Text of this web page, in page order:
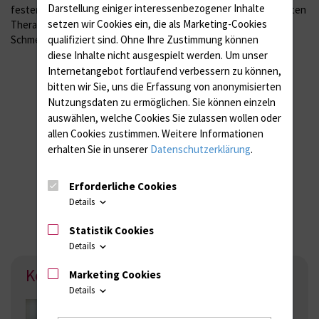
festen, aus verschiedenen Einzelbausteinen zusammengesetzten
Therapieplan, der im Sinne des bio-psycho-sozialen
Schmerzmodells, Körper, Geist und Seele mit einbezieht.
Kontakt
Darstellung einiger interessenbezogener Inhalte
setzen wir Cookies ein, die als Marketing-Cookies
qualifiziert sind. Ohne Ihre Zustimmung können
diese Inhalte nicht ausgespielt werden. Um unser
Internetangebot fortlaufend verbessern zu können,
bitten wir Sie, uns die Erfassung von anonymisierten
Nutzungsdaten zu ermöglichen. Sie können einzeln
auswählen, welche Cookies Sie zulassen wollen oder
allen Cookies zustimmen. Weitere Informationen
erhalten Sie in unserer Datenschutzerklärung.
Erforderliche Cookies
Details
Statistik Cookies
Details
Marketing Cookies
Details